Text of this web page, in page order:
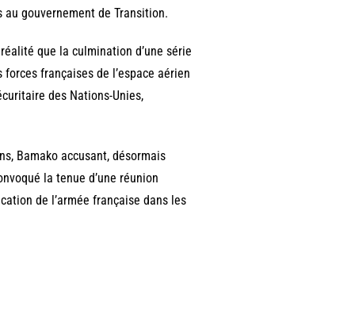
gouvernement de Transition.
que la culmination d’une série
françaises de l’espace aérien
des Nations-Unies,
Bamako accusant, désormais
la tenue d’une réunion
de l’armée française dans les